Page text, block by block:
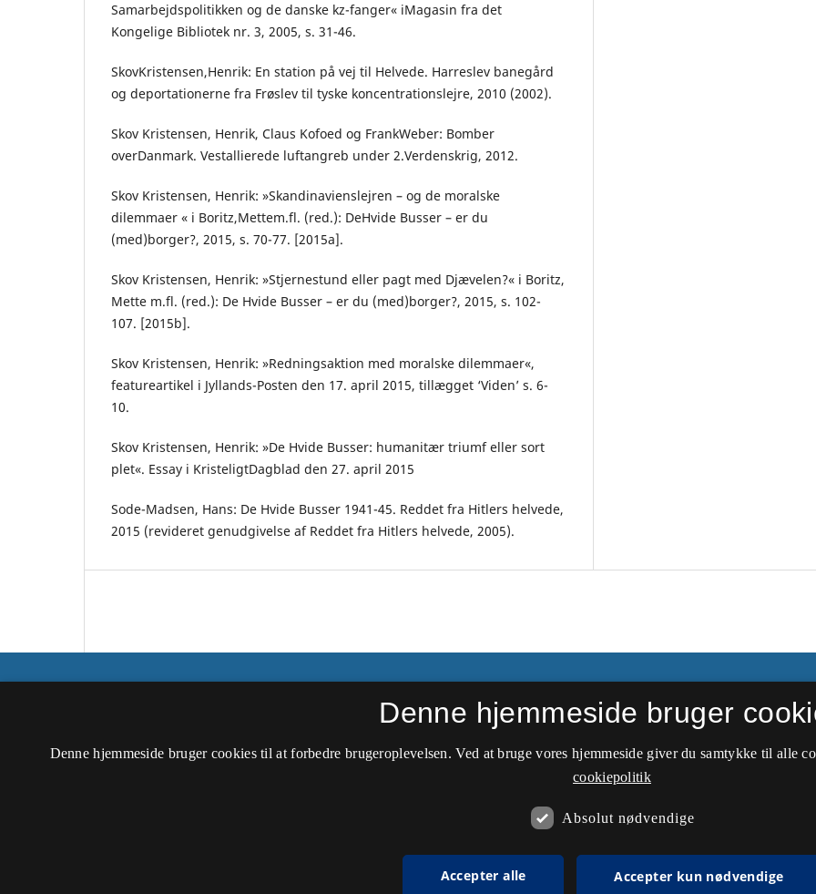
Samarbejdspolitikken og de danske kz-fanger« iMagasin fra det
Kongelige Bibliotek nr. 3, 2005, s. 31-46.
SkovKristensen,Henrik: En station på vej til Helvede. Harreslev banegård
og deportationerne fra Frøslev til tyske koncentrationslejre, 2010 (2002).
Skov Kristensen, Henrik, Claus Kofoed og FrankWeber: Bomber
overDanmark. Vestallierede luftangreb under 2.Verdenskrig, 2012.
Skov Kristensen, Henrik: »Skandinavienslejren – og de moralske
dilemmaer « i Boritz,Mettem.fl. (red.): DeHvide Busser – er du
(med)borger?, 2015, s. 70-77. [2015a].
Skov Kristensen, Henrik: »Stjernestund eller pagt med Djævelen?« i Boritz,
Mette m.fl. (red.): De Hvide Busser – er du (med)borger?, 2015, s. 102-
107. [2015b].
Skov Kristensen, Henrik: »Redningsaktion med moralske dilemmaer«,
featureartikel i Jyllands-Posten den 17. april 2015, tillægget ‘Viden’ s. 6-
10.
Skov Kristensen, Henrik: »De Hvide Busser: humanitær triumf eller sort
plet«. Essay i KristeligtDagblad den 27. april 2015
Sode-Madsen, Hans: De Hvide Busser 1941-45. Reddet fra Hitlers helvede,
2015 (revideret genudgivelse af Reddet fra Hitlers helvede, 2005).
ISSN 2445-7302 (Online)
Denne hjemmeside bruger
Denne hjemmeside bruger cookies til at forbedre brugeroplevelsen. Ved at bruge vores hjemmeside giver du samtykke til alle
cookiepolitik
Absolut nødvendige
Accepter alle Accepter kun nødvendige